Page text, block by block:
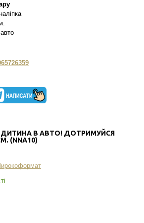
ДИТИНА В АВТО! ДОТРИМУЙСЯ
(NNA10)